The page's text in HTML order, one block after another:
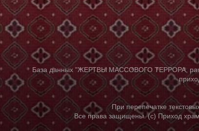
База данных "ЖЕРТВЫ МАССОВОГО ТЕРРОРА,
При перепечатке
Все права защищены. (с) Приход